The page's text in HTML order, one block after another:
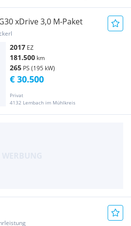
xDrive 3,0 M-Paket
2017 EZ
181.500 km
265 PS (195 kW)
Privat
4132 Lembach im Mühlkreis
€ 30.500